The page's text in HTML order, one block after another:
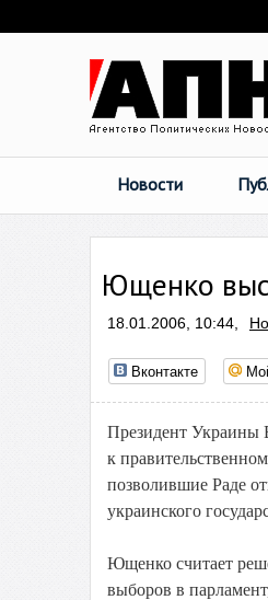
Новости
Ющенко
18.01.2006, 10:44,
Вконтакте
Президент Украины
к
позволившие Раде
украинского
Ющенко считает
выборов в